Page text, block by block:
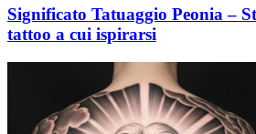
Significato Tatuaggio Peonia –
tattoo a cui ispirarsi